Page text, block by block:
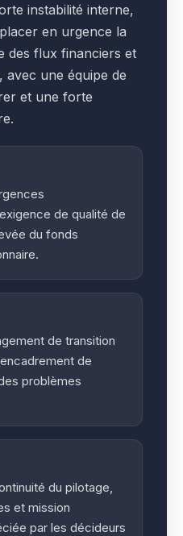
instabilité interne,
en urgence la
des flux financiers et
avec une équipe de
et une forte
de qualité de
du fonds
de transition
de
problèmes
du pilotage,
et mission
par les décideurs